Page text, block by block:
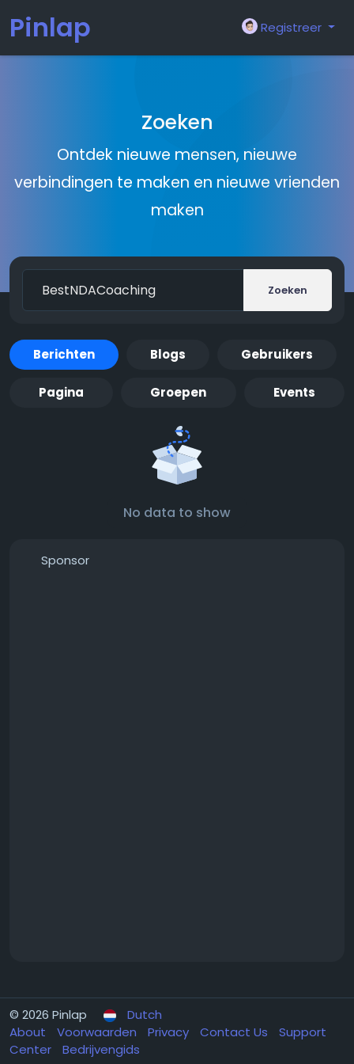
Pinlap Registreer
Zoeken
Ontdek nieuwe mensen, nieuwe
verbindingen te maken en nieuwe vrienden
maken
Zoeken
Berichten Blogs Gebruikers
Pagina Groepen Events
No data to show
Sponsor
© 2026 Pinlap
Dutch
About
Voorwaarden Privacy Contact Us
Support
Center
Bedrijvengids